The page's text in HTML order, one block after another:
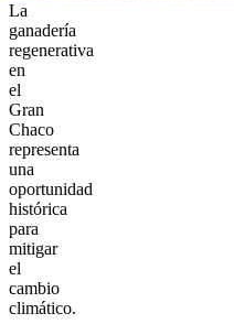
La
ganadería
regenerativa
en
el
Gran
Chaco
representa
una
oportunidad
histórica
para
mitigar
el
cambio
climático.